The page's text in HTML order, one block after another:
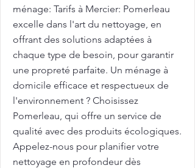
ménage: Tarifs à Mercier: Pomerleau
excelle dans l'art du nettoyage, en
offrant des solutions adaptées à
chaque type de besoin, pour garantir
une propreté parfaite. Un ménage à
domicile efficace et respectueux de
l'environnement ? Choisissez
Pomerleau, qui offre un service de
qualité avec des produits écologiques.
Appelez-nous pour planifier votre
nettoyage en profondeur dès